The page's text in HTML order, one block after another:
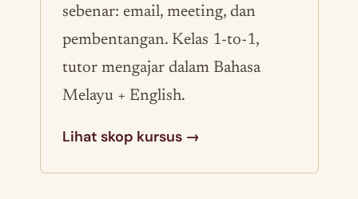
sebenar: email, meeting, dan
pembentangan. Kelas 1-to-1,
tutor mengajar dalam Bahasa
Melayu + English.
Lihat skop kursus →